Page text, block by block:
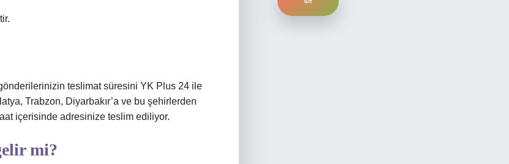
teslimat süresini YK Plus 24 ile
Trabzon, Diyarbakır’a ve bu şehirlerden
içerisinde adresinize teslim ediliyor.
mi?